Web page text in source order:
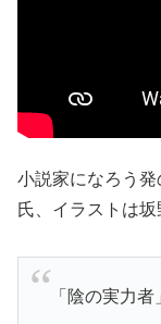
小説家になろう
氏、イラストは坂
「陰の実力者